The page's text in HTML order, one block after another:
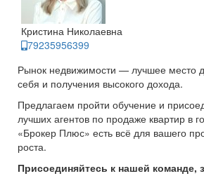
Кристина Николаевна
79235956399
Рынок недвижимости — лучшее место
себя и получения высокого дохода.
Предлагаем пройти обучение и
лучших агентов по продаже квартир в
«Брокер Плюс» есть всё для вашего
роста.
Присоединяйтесь к нашей команде,